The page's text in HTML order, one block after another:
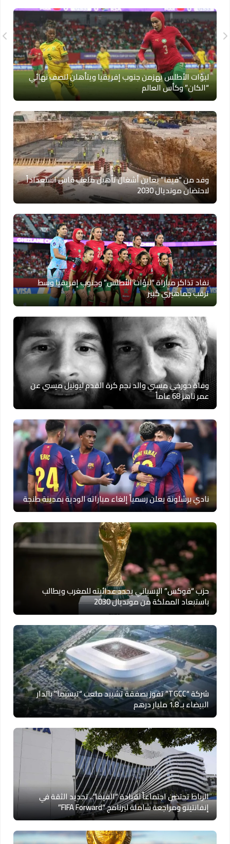
لبؤات الأطلس يهزمن جنوب إفريقيا ويتأهلن لنصف نهائي
“الكان” وكأس العالم
وفد من “فيفا” يعاين أشغال تأهيل ملعب فاس استعداداً
لاحتضان مونديال 2030
نفاد تذاكر مباراة “لبؤات الأطلس” وجنوب إفريقيا وسط
ترقب جماهيري كبير
وفاة خورخي ميسي والد نجم كرة القدم ليونيل ميسي عن
عمر ناهز 68 عاماً
نادي برشلونة يعلن رسمياً إلغاء مباراته الودية بمدينة طنجة
حزب “فوكس” الإسباني يجدد عدائيته للمغرب ويطالب
باستبعاد المملكة من مونديال 2030
شركة “TGCC” تفوز بصفقة تشييد ملعب “تيسيما” بالدار
البيضاء بـ 1.8 مليار درهم
الرباط تحتضن اجتماعاً لقيادة “الفيفا”.. تجديد الثقة في
إنفانتينو ومراجعة شاملة لبرنامج “FIFA Forward”